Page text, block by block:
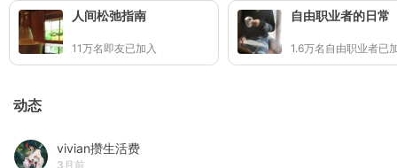
人间松弛指南
11万名即友已加入
自由职业者的日常
1.6万名自由职业者已
动态
vivian攒生活费
3月前